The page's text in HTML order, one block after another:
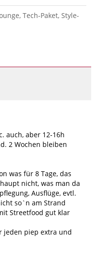
Tech-Paket, Style-
auch, aber 12-16h
2 Wochen bleiben
was für 8 Tage, das
nicht, was man da
Ausflüge, evtl.
so`n am Strand
Streetfood gut klar
jeden piep extra und